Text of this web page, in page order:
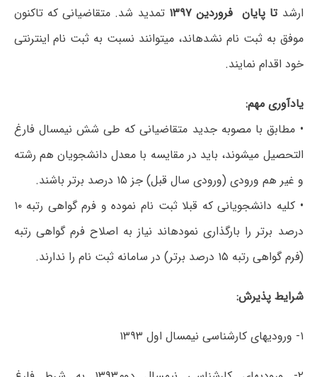
ارشدتا پایان فروردین ۱۳۹۷
تمدید شد. متقاضیانی که تاکنون
موفق به ثبت نام نشده‎اند، می‎توانند نسبت به ثبت نام اینترنتی
خود اقدام نمایند.
یادآوری مهم:
• مطابق با مصوبه جدید متقاضیانی که طی شش نیمسال فارغ
التحصیل می‎شوند، باید در مقایسه با معدل دانشجویان هم رشته
و غیر هم ورودی (ورودی سال قبل) جز ۱۵ درصد برتر باشند.
• کلیه دانشجویانی که قبلا ثبت نام نموده و فرم گواهی رتبه ۱۰
درصد برتر را بارگذاری نموده‎اند نیاز به اصلاح فرم گواهی رتبه
(فرم گواهی رتبه ۱۵ درصد برتر) در سامانه ثبت نام را ندارند.
شرایط پذیرش:
۱- ورودی‎های کارشناسی نیمسال اول ۱۳۹۳